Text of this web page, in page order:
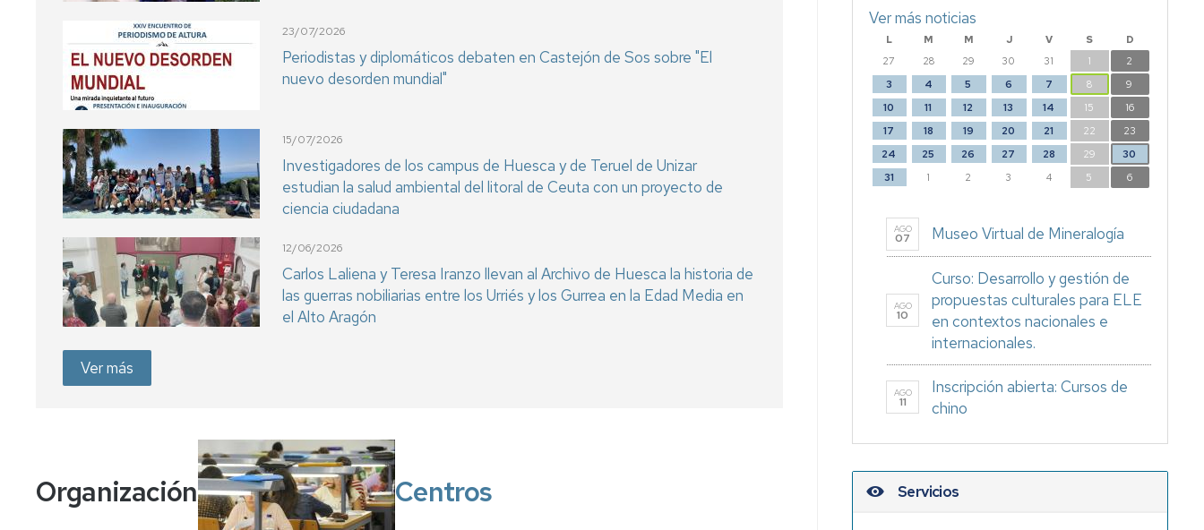
23/07/2026
Periodistas y diplomáticos debaten en Castejón de Sos sobre "El
nuevo desorden mundial"
15/07/2026
Investigadores de los campus de Huesca y de Teruel de Unizar
estudian la salud ambiental del litoral de Ceuta con un proyecto de
ciencia ciudadana
12/06/2026
Carlos Laliena y Teresa Iranzo llevan al Archivo de Huesca la historia de
las guerras nobiliarias entre los Urriés y los Gurrea en la Edad Media en
el Alto Aragón
Ver más
Organización Centros
L M M J V S
D
27
28 29 30 31 1
2
3
4 5 6 7 8
9
10
11 12 13 14 15
16
17
18 19 20 21 22
23
24
25 26 27 28 29
30
31
1 2 3 4 5 6
Ver más noticias
AGO
07 Museo Virtual de Mineralogía
AGO
10
Curso: Desarrollo y gestión de
propuestas culturales para ELE
en contextos nacionales e
internacionales.
AGO
11
Inscripción abierta: Cursos de
chino
Servicios